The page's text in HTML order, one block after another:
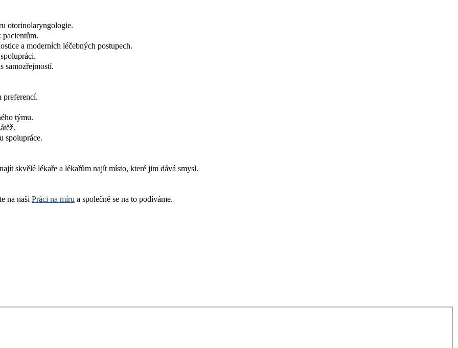
otorinolaryngologie.
a moderních léčebných postupech.
samozřejmostí.
preferencí.
týmu.
spolupráce.
skvělé lékaře a lékařům najít místo, které jim dává smysl.
na naši Práci na míru a společně se na to podíváme.